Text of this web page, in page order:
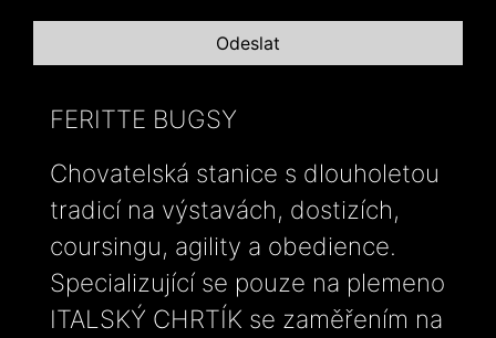
FERITTE BUGSY
Chovatelská stanice s dlouholetou
tradicí na výstavách, dostizích,
coursingu, agility a obedience.
Specializující se pouze na plemeno
ITALSKÝ CHRTÍK se zaměřením na